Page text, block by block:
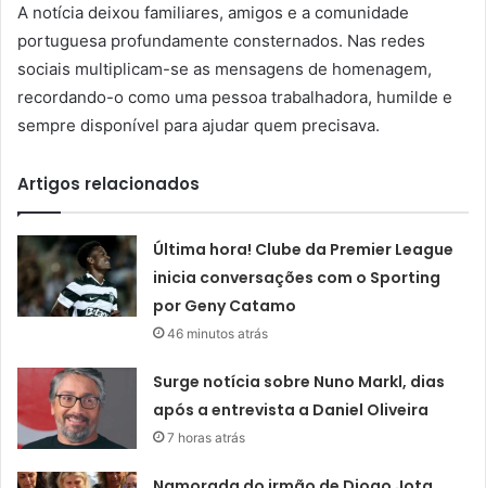
A notícia deixou familiares, amigos e a comunidade
portuguesa profundamente consternados. Nas redes
sociais multiplicam-se as mensagens de homenagem,
recordando-o como uma pessoa trabalhadora, humilde e
sempre disponível para ajudar quem precisava.
Artigos relacionados
Última hora! Clube da Premier League
inicia conversações com o Sporting
por Geny Catamo
46 minutos atrás
Surge notícia sobre Nuno Markl, dias
após a entrevista a Daniel Oliveira
7 horas atrás